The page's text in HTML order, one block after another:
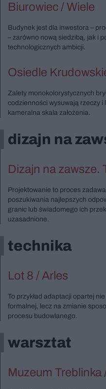
Biurowiec / Wiele
Budynek jest dla inwestora –
– zarówno nową siedzibą, jak i
technologicznych ambicji.
Osiedle
Zalety monokolorystycznych
codzienności wysuwają rzeczy
kameralna skala założenia.
dizajn na
Dizajn na zawsze.
Projektowanie to proces
poszukiwania najlepszych
granic lub świadomego ich
uzasadnione.
technika
Lot 8 / Arles
To przykład adaptacji opartej
formalnej, lecz na zmianie
procesu budowlanego.
warsztat
Muzeum Treblinka